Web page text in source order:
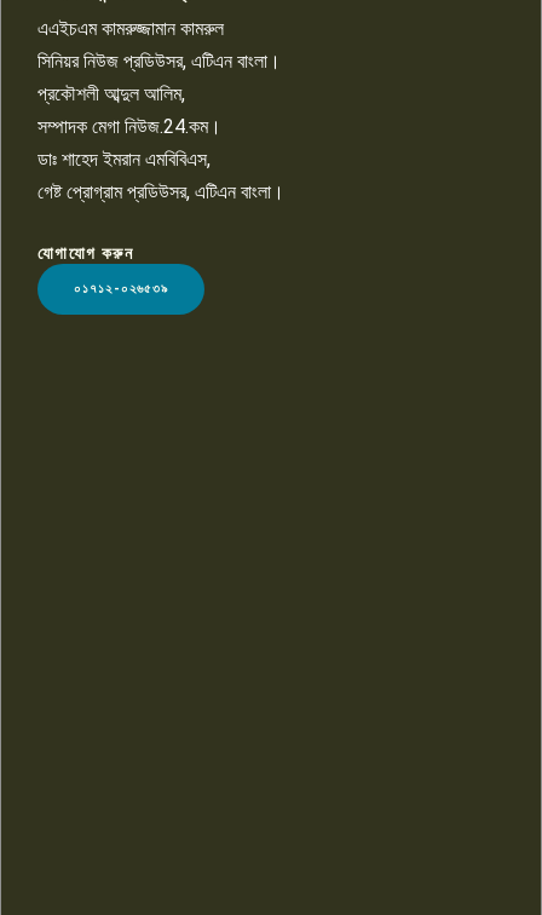
১০
LOGO
এএইচএম কামরুজ্জামান কামরুল
সিনিয়র নিউজ প্রডিউসর, এটিএন বাংলা।
প্রকৌশলী আব্দুল আলিম,
সম্পাদক মেগা নিউজ.24.কম।
ডাঃ শাহেদ ইমরান এমবিবিএস,
গেষ্ট প্রোগ্রাম প্রডিউসর, এটিএন বাংলা।
যোগাযোগ করুন
০১৭১২-০২৬৫৩৯